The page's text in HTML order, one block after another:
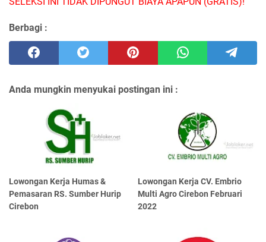
Berbagi :
Anda mungkin menyukai postingan ini :
Lowongan Kerja Humas &
Pemasaran RS. Sumber Hurip
Cirebon
Lowongan Kerja CV. Embrio
Multi Agro Cirebon Februari
2022